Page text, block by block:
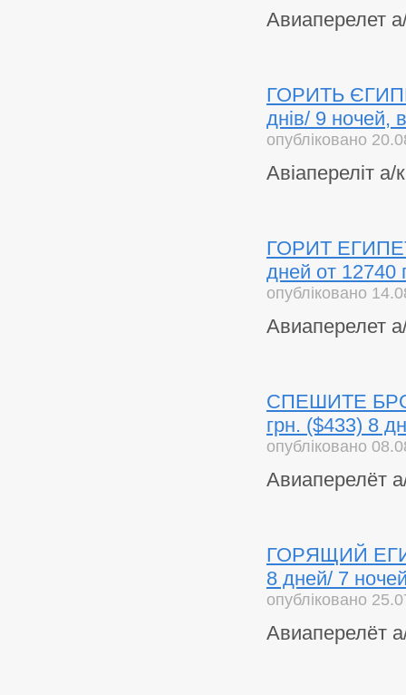
Авиаперелет
ГОРИТЬ
днів/ 9 ночей,
опубліковано
Авіапереліт
ГОРИТ
дней от 12740
опубліковано
Авиаперелет
СПЕШИТЕ
грн. ($433) 8
опубліковано
Авиаперелёт
ГОРЯЩИЙ
8 дней/ 7
опубліковано
Авиаперелёт